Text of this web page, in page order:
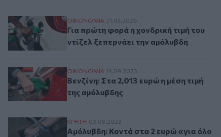
Για πρώτη φορά η χονδρική τιμή του
ΟΙΚΟΝΟΜΙΑ 21.03.2026
Για πρώτη φορά η χονδρική τιμή του
ντίζελ ξεπερνάει την αμόλυβδη
Βενζίνη: Στα 2,013 ευρώ η μέση τιμή της
ΟΙΚΟΝΟΜΙΑ 14.09.2023
Βενζίνη: Στα 2,013 ευρώ η μέση τιμή
της αμόλυβδης
Αμόλυβδη: Κοντά στα 2 ευρώ «για όλο
ΚΡΗΤΗ 03.08.2023
Αμόλυβδη: Κοντά στα 2 ευρώ «για όλο